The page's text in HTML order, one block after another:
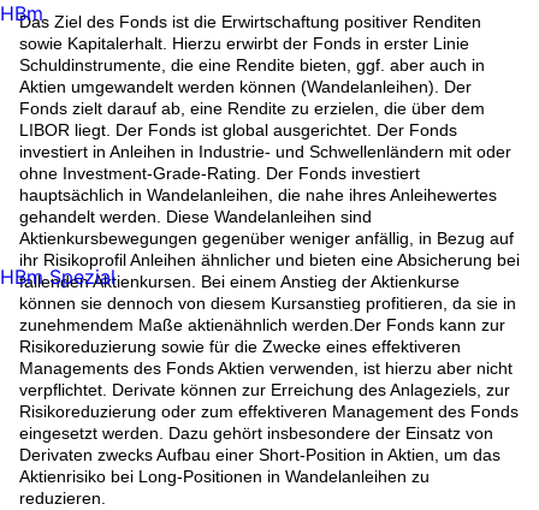
Das Ziel des Fonds ist die Erwirtschaftung positiver Renditen
sowie Kapitalerhalt. Hierzu erwirbt der Fonds in erster Linie
Schuldinstrumente, die eine Rendite bieten, ggf. aber auch in
Aktien umgewandelt werden können (Wandelanleihen). Der
Fonds zielt darauf ab, eine Rendite zu erzielen, die über dem
LIBOR liegt. Der Fonds ist global ausgerichtet. Der Fonds
investiert in Anleihen in Industrie- und Schwellenländern mit oder
ohne Investment-Grade-Rating. Der Fonds investiert
hauptsächlich in Wandelanleihen, die nahe ihres Anleihewertes
gehandelt werden. Diese Wandelanleihen sind
Aktienkursbewegungen gegenüber weniger anfällig, in Bezug auf
ihr Risikoprofil Anleihen ähnlicher und bieten eine Absicherung bei
fallenden Aktienkursen. Bei einem Anstieg der Aktienkurse
können sie dennoch von diesem Kursanstieg profitieren, da sie in
zunehmendem Maße aktienähnlich werden.Der Fonds kann zur
Risikoreduzierung sowie für die Zwecke eines effektiveren
Managements des Fonds Aktien verwenden, ist hierzu aber nicht
verpflichtet. Derivate können zur Erreichung des Anlageziels, zur
Risikoreduzierung oder zum effektiveren Management des Fonds
eingesetzt werden. Dazu gehört insbesondere der Einsatz von
Derivaten zwecks Aufbau einer Short-Position in Aktien, um das
Aktienrisiko bei Long-Positionen in Wandelanleihen zu
reduzieren.
HBm
HBm Spezial